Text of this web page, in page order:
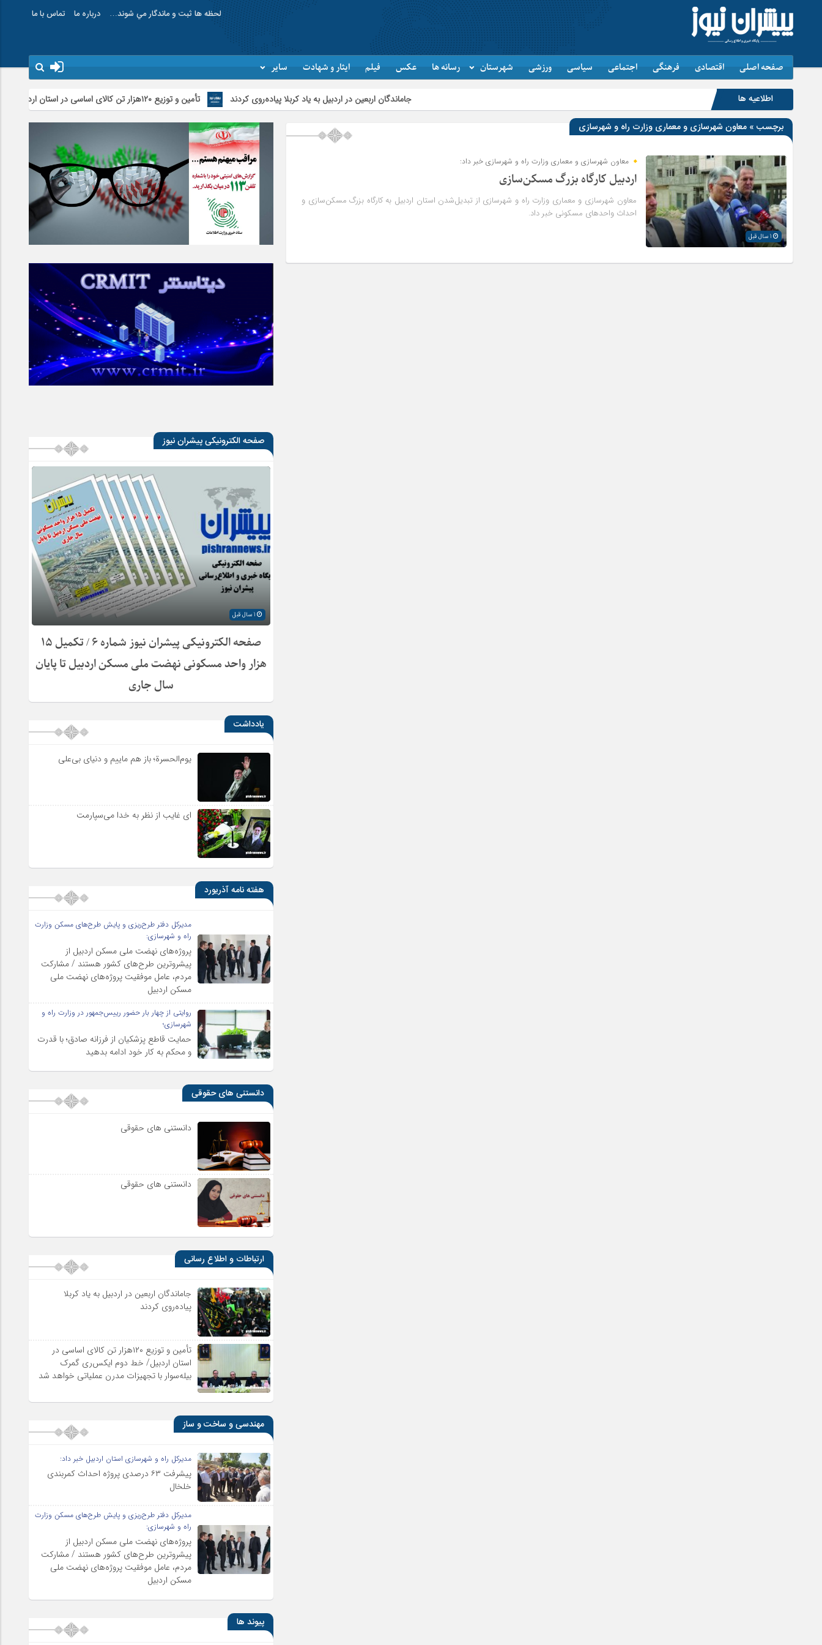
لحظه ها ثبت و ماندگار مي شوند… درباره ما تماس با ما
صفحه اصلی اقتصادی فرهنگی اجتماعی سیاسی ورزشی شهرستان رسانه ها عکس فیلم ایثار و شهادت سایر
اطلاعیه ها جاماندگان اربعین در اردبیل به یاد کربلا پیاده‌روی کردند تأمین و توزیع ۱۲۰هزار تن کالای اساسی در استان اردبیل/ خط دوم ایکس‌ری گمرک بیله‌سوار با تجهیزات مدرن عملیاتی خواهد شد
برچسب » معاون شهرسازی و معماری وزارت راه و شهرسازی
معاون شهرسازی و معماری وزارت راه و شهرسازی خبر داد:
اردبیل کارگاه بزرگ مسکن‌سازی
معاون شهرسازی و معماری وزارت راه و شهرسازی از تبدیل‌شدن استان اردبیل به کارگاه بزرگ مسکن‌سازی و
احداث واحدهای مسکونی خبر داد.
صفحه الکترونیکی پیشران نیوز
صفحه الکترونیکی پیشران نیوز شماره ۶ / تکمیل ۱۵
هزار واحد مسکونی نهضت ملی مسکن اردبیل تا پایان
سال جاری
یادداشت
یوم‌الحسرة؛ باز هم ماییم و دنیای بی‌علی
ای غایب از نظر به خدا می‌سپارمت
هفته نامه آذریورد
مدیرکل دفتر طرح‌ریزی و پایش طرح‌های مسکن وزارت
راه و شهرسازی:
پروژه‌های نهضت ملی مسکن اردبیل از
پیشروترین طرح‌های کشور هستند / مشارکت
مردم، عامل موفقیت پروژه‌های نهضت ملی
مسکن اردبیل
روایتی از چهار بار حضور رییس‌جمهور در وزارت راه و
شهرسازی؛
حمایت قاطع پزشکیان از فرزانه صادق؛ با قدرت
و محکم به کار خود ادامه بدهید
دانستنی های حقوقی
دانستنی های حقوقی
دانستنی های حقوقی
ارتباطات و اطلاع رسانی
جاماندگان اربعین در اردبیل به یاد کربلا
پیاده‌روی کردند
تأمین و توزیع ۱۲۰هزار تن کالای اساسی در
استان اردبیل/ خط دوم ایکس‌ری گمرک
بیله‌سوار با تجهیزات مدرن عملیاتی خواهد شد
مهندسی و ساخت و ساز
مدیرکل راه و شهرسازی استان اردبیل خبر داد:
پیشرفت ۶۳ درصدی پروژه احداث کمربندی
خلخال
مدیرکل دفتر طرح‌ریزی و پایش طرح‌های مسکن وزارت
راه و شهرسازی:
پروژه‌های نهضت ملی مسکن اردبیل از
پیشروترین طرح‌های کشور هستند / مشارکت
مردم، عامل موفقیت پروژه‌های نهضت ملی
مسکن اردبیل
پیوند ها